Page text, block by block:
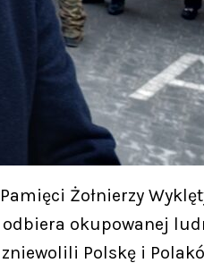
Żołnierzy
okupowanej
Polskę i